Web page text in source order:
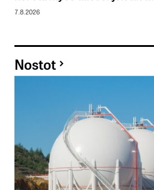
7.8.2026
Nostot